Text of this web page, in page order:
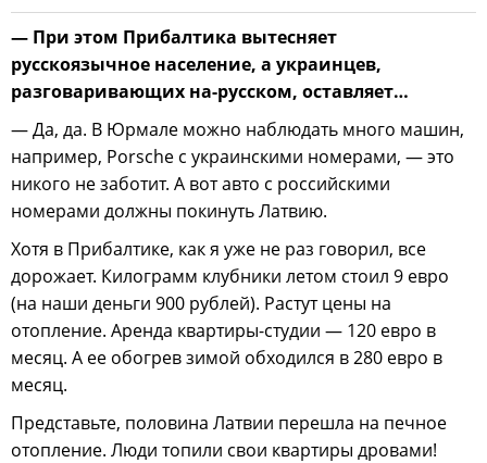
— При этом Прибалтика вытесняет
русскоязычное население, а украинцев,
разговаривающих на-русском, оставляет…
— Да, да. В Юрмале можно наблюдать много машин,
например, Porsche с украинскими номерами, — это
никого не заботит. А вот авто с российскими
номерами должны покинуть Латвию.
Хотя в Прибалтике, как я уже не раз говорил, все
дорожает. Килограмм клубники летом стоил 9 евро
(на наши деньги 900 рублей). Растут цены на
отопление. Аренда квартиры-студии — 120 евро в
месяц. А ее обогрев зимой обходился в 280 евро в
месяц.
Представьте, половина Латвии перешла на печное
отопление. Люди топили свои квартиры дровами!